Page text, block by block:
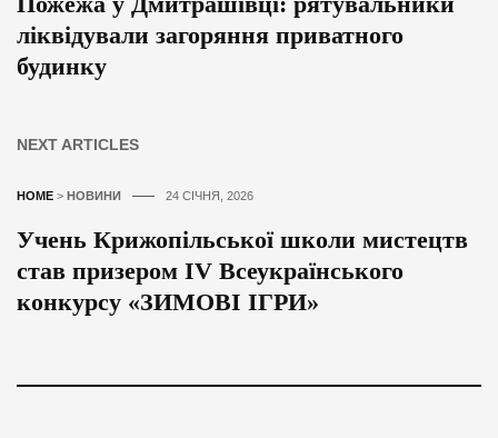
ліквідували загоряння приватного
будинку
NEXT ARTICLES
HOME > НОВИНИ 24 СІЧНЯ, 2026
Учень Крижопільської школи мистецтв
став призером IV Всеукраїнського
конкурсу «ЗИМОВІ ІГРИ»